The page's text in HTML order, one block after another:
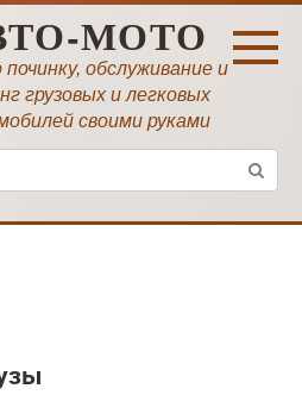
МОТО
починку, обслуживание и
грузовых и легковых
своими руками